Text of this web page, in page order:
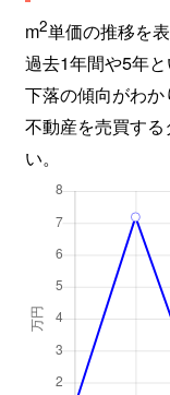
m2単価の推移を
過去1年間や5年
下落の傾向がわか
不動産を売買す
い。